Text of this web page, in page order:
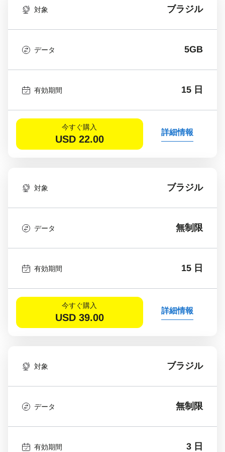
対象 ブラジル
データ 5GB
有効期間 15 日
今すぐ購入
USD 22.00
詳細情報
対象 ブラジル
データ 無制限
有効期間 15 日
今すぐ購入
USD 39.00
詳細情報
対象 ブラジル
データ 無制限
有効期間 3 日